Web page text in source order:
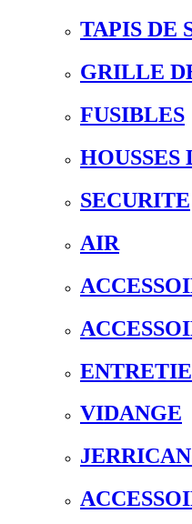
TAPIS DE
GRILLE
FUSIBLES
HOUSSES
SECURITE
AIR
VIDANGE